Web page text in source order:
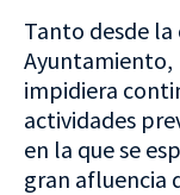
Tanto desde
impidiera
actividades
en la que se
gran afluencia